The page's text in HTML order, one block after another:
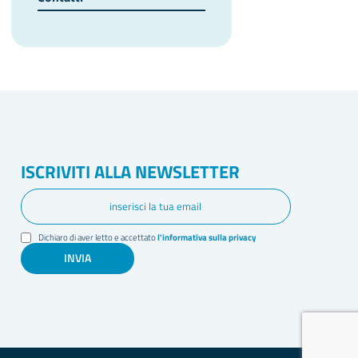
ISCRIVITI ALLA NEWSLETTER
Dichiaro di aver letto e accettatol'informativa sulla privacy
INVIA